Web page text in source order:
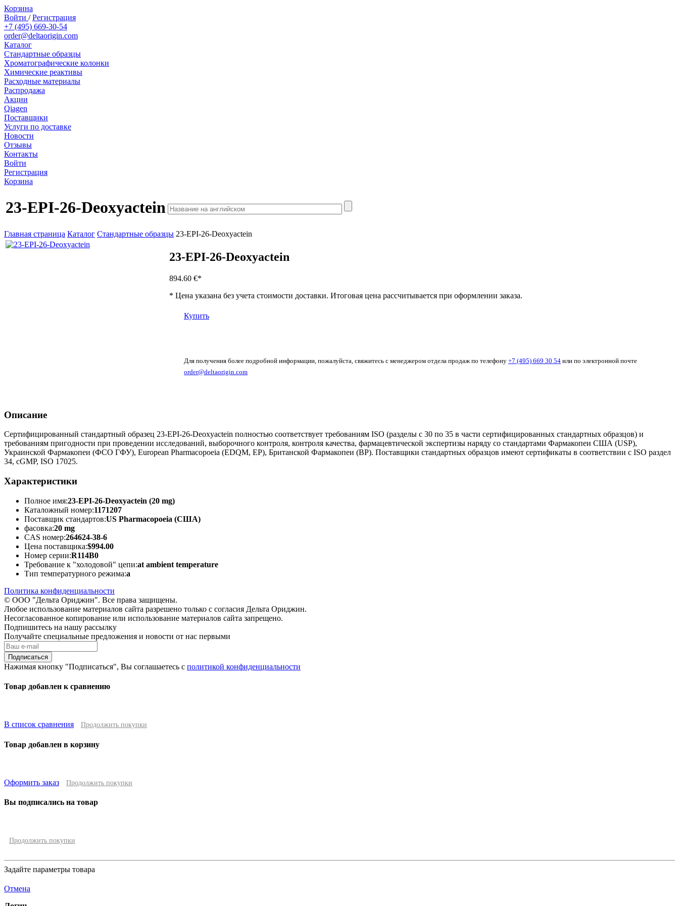
Корзина
Войти /Регистрация
+7 (495) 669-30-54
order@deltaorigin.com
Каталог
Стандартные образцы
Хроматографические колонки
Химические реактивы
Расходные материалы
Распродажа
Акции
Qiagen
Поставщики
Услуги по доставке
Новости
Отзывы
Контакты
Войти
Регистрация
Корзина
23-EPI-26-Deoxyactein
Главная страница Каталог Стандартные образцы 23-EPI-26-Deoxyactein
23-EPI-26-Deoxyactein
894.60 €*
* Цена указана без учета стоимости доставки. Итоговая цена рассчитывается при оформлении заказа.
Купить
Для получения более подробной информации, пожалуйста, свяжитесь с менеджером отдела продаж по телефону +7 (495) 669 30 54 или по электронной почте
order@deltaorigin.com
Описание
Сертифицированный стандартный образец 23-EPI-26-Deoxyactein полностью соответствует требованиям ISO (разделы с 30 по 35 в части сертифицированных стандартных образцов) и
требованиям пригодности при проведении исследований, выборочного контроля, контроля качества, фармацевтической экспертизы наряду со стандартами Фармакопеи США (USP),
Украинской Фармакопеи (ФСО ГФУ), European Pharmacopoeia (EDQM, EP), Британской Фармакопеи (BP). Поставщики стандартных образцов имеют сертификаты в соответствии с ISO раздел
34, cGMP, ISO 17025.
Характеристики
Полное имя:23-EPI-26-Deoxyactein (20 mg)
Каталожный номер:1171207
Поставщик стандартов:US Pharmacopoeia (США)
фасовка:20 mg
CAS номер:264624-38-6
Цена поставщика:$994.00
Номер серии:R114B0
Требование к "холодовой" цепи:at ambient temperature
Тип температурного режима:a
Политика конфиденциальности
© ООО "Дельта Ориджин". Все права защищены.
Любое использование материалов сайта разрешено только с согласия Дельта Ориджин.
Несогласованное копирование или использование материалов сайта запрещено.
Подпишитесь на нашу рассылку
Получайте специальные предложения и новости от нас первыми
Подписаться
Нажимая кнопку "Подписаться", Вы соглашаетесь с политикой конфиденциальности
Товар добавлен к сравнению
В список сравнения Продолжить покупки
Товар добавлен в корзину
Оформить заказ Продолжить покупки
Вы подписались на товар
Продолжить покупки
Задайте параметры товара
Отмена